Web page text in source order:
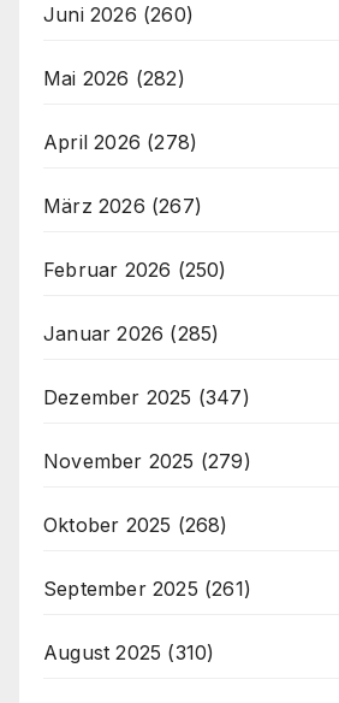
Juni 2026 (260)
Mai 2026 (282)
April 2026 (278)
März 2026 (267)
Februar 2026 (250)
Januar 2026 (285)
Dezember 2025 (347)
November 2025 (279)
Oktober 2025 (268)
September 2025 (261)
August 2025 (310)